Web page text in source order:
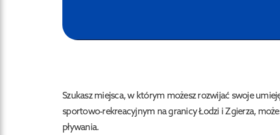
Szukasz miejsca, w którym możesz rozwijać swoje
sportowo-rekreacyjnym na granicy Łodzi i Zgierza,
pływania.